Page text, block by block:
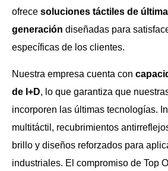
ofrece soluciones táctiles de última
generación diseñadas para
específicas de los clientes.
Nuestra empresa cuenta con
de I+D, lo que garantiza que
incorporen las últimas tecnologías.
multitáctil, recubrimientos
brillo y diseños reforzados para
industriales. El compromiso de Top